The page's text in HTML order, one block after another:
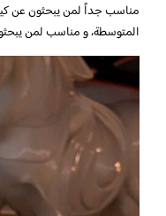
مناسب جداً لمن يبحثون عن
المتوسطة، و مناسب لمن